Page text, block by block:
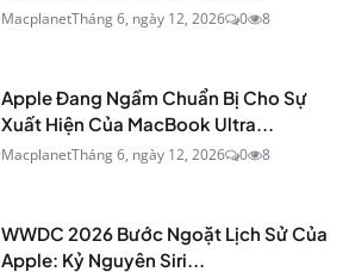
MacplanetTháng 6, ngày 12, 2026 0 8
Apple Đang Ngầm Chuẩn Bị Cho Sự
Xuất Hiện Của MacBook Ultra...
MacplanetTháng 6, ngày 12, 2026 0 8
WWDC 2026 Bước Ngoặt Lịch Sử Của
Apple: Kỷ Nguyên Siri...